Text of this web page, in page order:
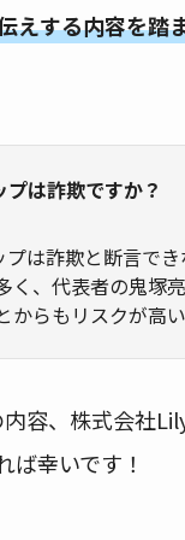
えする内容を踏
は詐欺ですか？
は詐欺と断言で
、代表者の鬼塚
らもリスクが高い
容、株式会社
幸いです！